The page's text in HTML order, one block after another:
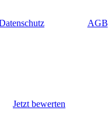
AGB
Jetzt bewerten